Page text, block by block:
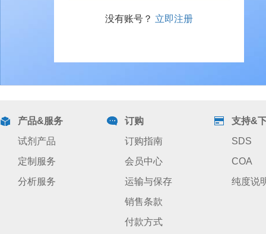
没有账号？ 立即注册
产品&服务
试剂产品
定制服务
分析服务
订购
订购指南
会员中心
运输与保存
销售条款
付款方式
支持&
SDS
COA
纯度说